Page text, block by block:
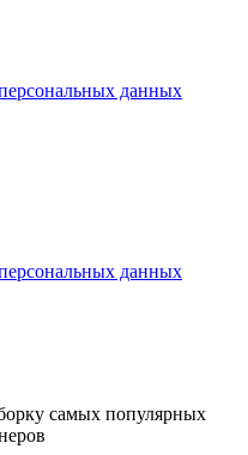
данных
данных
самых популярных